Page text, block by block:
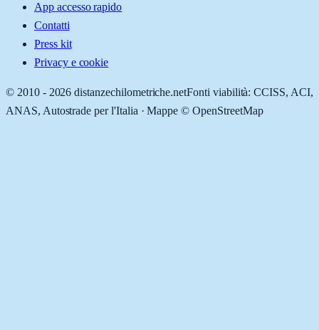
App accesso rapido
Contatti
Press kit
Privacy e cookie
© 2010 - 2026 distanzechilometriche.netFonti viabilità: CCISS, ACI,
ANAS, Autostrade per l'Italia · Mappe © OpenStreetMap